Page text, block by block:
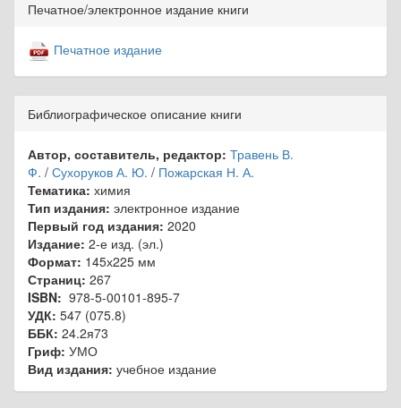
Печатное/электронное издание книги
Печатное издание
Библиографическое описание книги
Автор, составитель, редактор: Травень В.
Ф. / Сухоруков А. Ю. / Пожарская Н. А.
Тематика: химия
Тип издания: электронное издание
Первый год издания: 2020
Издание: 2-е изд. (эл.)
Формат: 145х225 мм
Страниц: 267
ISBN: 978-5-00101-895-7
УДК: 547 (075.8)
ББК: 24.2я73
Гриф: УМО
Вид издания: учебное издание